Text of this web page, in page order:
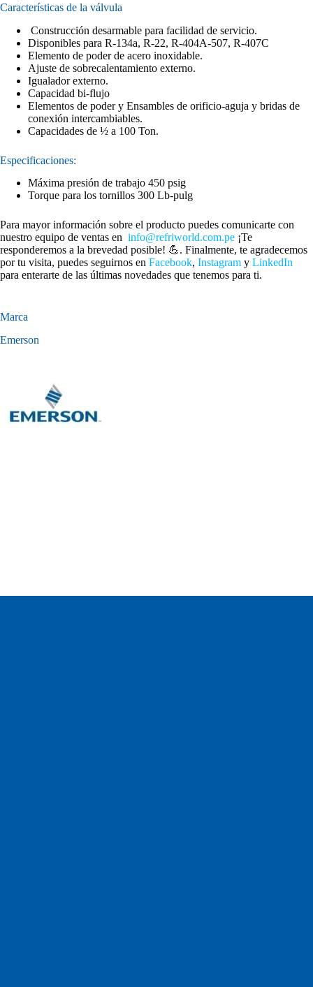
Características de la válvula
Construcción desarmable para facilidad de servicio.
Disponibles para R-134a, R-22, R-404A-507, R-407C
Elemento de poder de acero inoxidable.
Ajuste de sobrecalentamiento externo.
Igualador externo.
Capacidad bi-flujo
Elementos de poder y Ensambles de orificio-aguja y bridas de
conexión intercambiables.
Capacidades de ½ a 100 Ton.
Especificaciones:
Máxima presión de trabajo 450 psig
Torque para los tornillos 300 Lb-pulg
Para mayor información sobre el producto puedes comunicarte con
nuestro equipo de ventas en info@refriworld.com.pe ¡Te
responderemos a la brevedad posible! 💪. Finalmente, te agradecemos
por tu visita, puedes seguirnos en Facebook, Instagram y LinkedIn
para enterarte de las últimas novedades que tenemos para ti.
Marca
Emerson